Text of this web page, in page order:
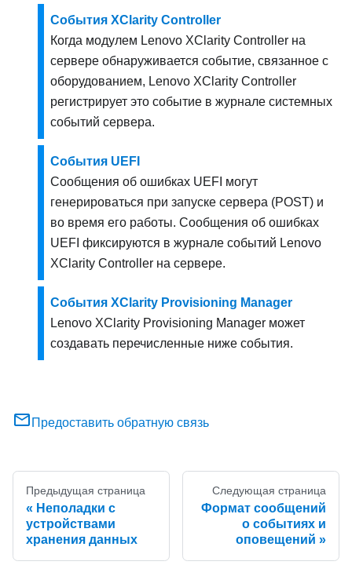
События XClarity Controller
Когда модулем Lenovo XClarity Controller на
сервере обнаруживается событие, связанное с
оборудованием, Lenovo XClarity Controller
регистрирует это событие в журнале системных
событий сервера.
События UEFI
Сообщения об ошибках UEFI могут
генерироваться при запуске сервера (POST) и
во время его работы. Сообщения об ошибках
UEFI фиксируются в журнале событий Lenovo
XClarity Controller на сервере.
События XClarity Provisioning Manager
Lenovo XClarity Provisioning Manager может
создавать перечисленные ниже события.
Предоставить обратную связь
Предыдущая страница
Неполадки с
устройствами
хранения данных
Следующая страница
Формат сообщений
о событиях и
оповещений